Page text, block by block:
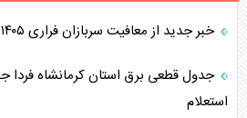
خبر جدید از معافیت سربازان فراری ۱۴۰۵
استعلام